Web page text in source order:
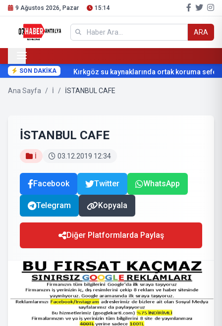
9 Ağustos 2026, Pazar 15:14
ARA
SON DAKİKA Kırkgöz su kaynaklarında ortak koruma
Ana Sayfa / İ / İSTANBUL CAFE
İSTANBUL CAFE
İ 03.12.2019 12:34
Facebook Twitter WhatsApp
Telegram Kopyala
Diğer Platformlarda Paylaş